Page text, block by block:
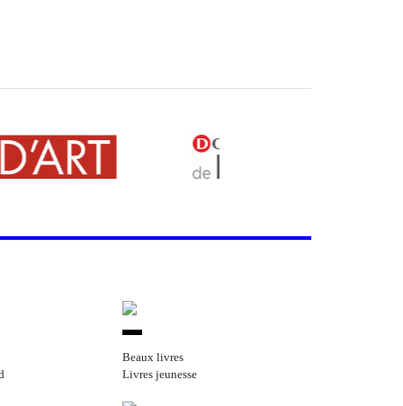
Beaux livres
Livres jeunesse